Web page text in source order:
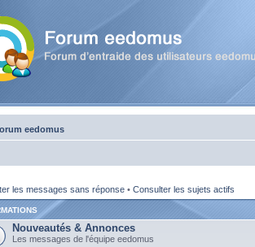
eedomus
les messages sans réponse • Consulter les sujets actifs
Nouveautés & Annonces
Les messages de l'équipe eedomus